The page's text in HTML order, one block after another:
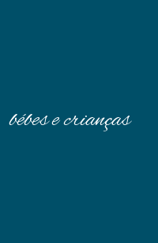
bébes e crianças